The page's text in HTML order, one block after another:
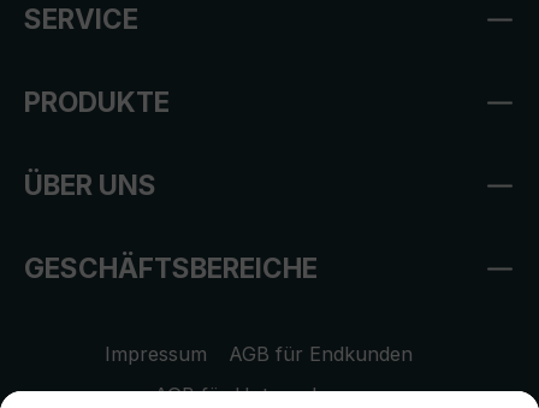
SERVICE
PRODUKTE
ÜBER UNS
GESCHÄFTSBEREICHE
Impressum
AGB für Endkunden
AGB für Unternehmen